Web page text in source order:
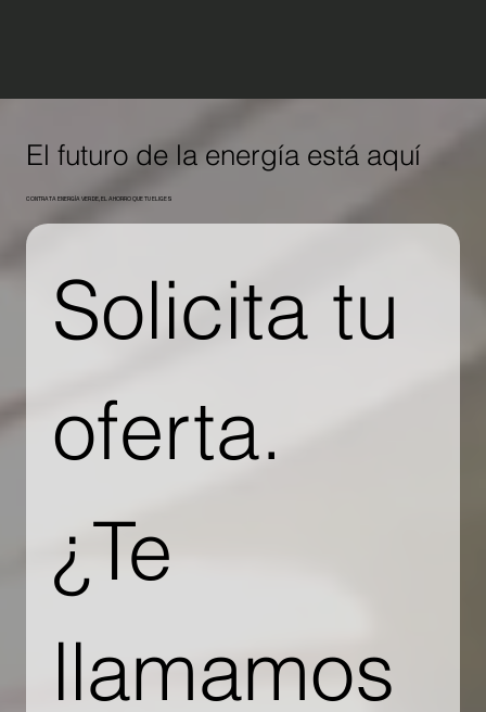
El futuro de la energía está aquí
CONTRATA ENERGÍA VERDE, EL AHORRO QUE TU ELIGES
Solicita tu
oferta.
¿Te
llamamos